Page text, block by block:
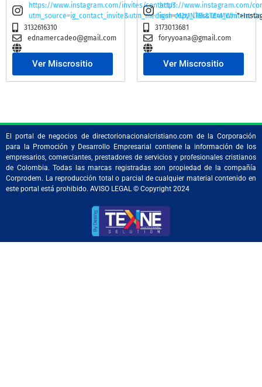
https://www.instagram.com/invites/contact/?
3132616310
ednamercadeo@gmail.com
Ver Miscrositio
https://www.instagram.com/
igsh=M2t1NTBscTE4MWhi
3173013681
foryyoana@gmail.com
Ver Miscrositio
El portal de negocios de directorionacionalcristiano.com de la Corporación
para la Promoción y Desarrollo Empresarial contiene la información de los
empresarios, comerciantes, prestadores de servicios y profesionales cristianos
de Colombia. Todas las marcas registradas son propiedad de la compañía
Corprodem. La reproducción total o parcial de cualquier material contenido en
este portal está prohibido. AVISO LEGAL © Copyright 2024